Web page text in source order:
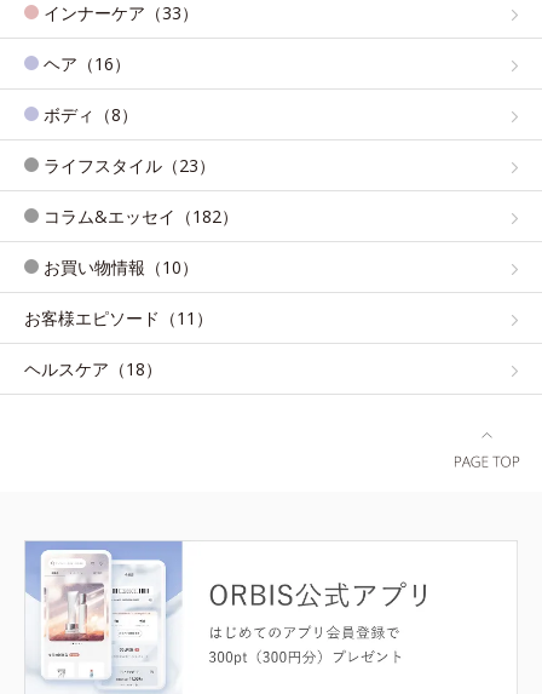
インナーケア（33）
ヘア（16）
ボディ（8）
ライフスタイル（23）
コラム&エッセイ（182）
お買い物情報（10）
お客様エピソード（11）
ヘルスケア（18）